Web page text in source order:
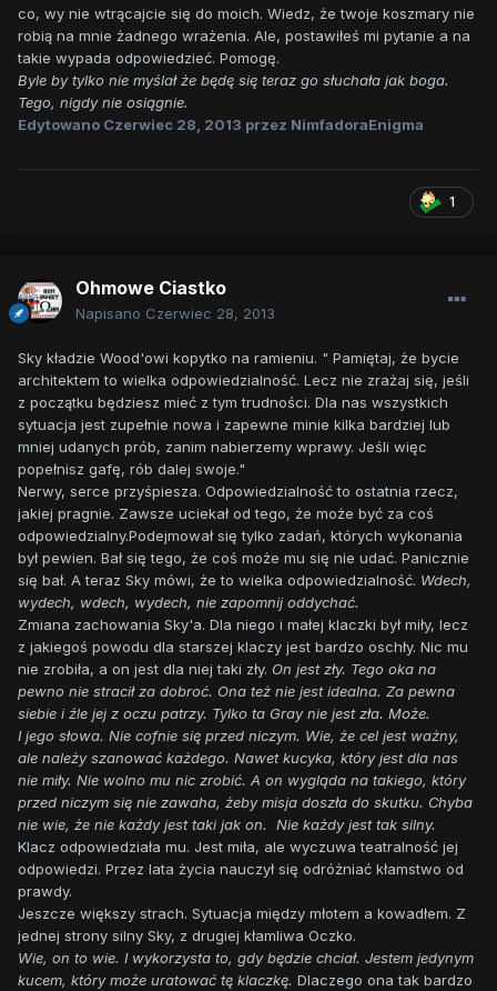
co, wy nie wtrącajcie się do moich. Wiedz, że twoje koszmary nie
robią na mnie żadnego wrażenia. Ale, postawiłeś mi pytanie a na
takie wypada odpowiedzieć. Pomogę.
Byle by tylko nie myślał że będę się teraz go słuchała jak boga.
Tego, nigdy nie osiągnie.
Edytowano Czerwiec 28, 2013 przez NimfadoraEnigma
1
Ohmowe Ciastko
Napisano Czerwiec 28, 2013
Sky kładzie Wood'owi kopytko na ramieniu. " Pamiętaj, że bycie
architektem to wielka odpowiedzialność. Lecz nie zrażaj się, jeśli
z początku będziesz mieć z tym trudności. Dla nas wszystkich
sytuacja jest zupełnie nowa i zapewne minie kilka bardziej lub
mniej udanych prób, zanim nabierzemy wprawy. Jeśli więc
popełnisz gafę, rób dalej swoje."
Nerwy, serce przyśpiesza. Odpowiedzialność to ostatnia rzecz,
jakiej pragnie. Zawsze uciekał od tego, że może być za coś
odpowiedzialny.Podejmował się tylko zadań, których wykonania
był pewien. Bał się tego, że coś może mu się nie udać. Panicznie
się bał. A teraz Sky mówi, że to wielka odpowiedzialność. Wdech,
wydech, wdech, wydech, nie zapomnij oddychać.
Zmiana zachowania Sky'a. Dla niego i małej klaczki był miły, lecz
z jakiegoś powodu dla starszej klaczy jest bardzo oschły. Nic mu
nie zrobiła, a on jest dla niej taki zły. On jest zły. Tego oka na
pewno nie stracił za dobroć. Ona też nie jest idealna. Za pewna
siebie i źle jej z oczu patrzy. Tylko ta Gray nie jest zła. Może.
I jego słowa. Nie cofnie się przed niczym. Wie, że cel jest ważny,
ale należy szanować każdego. Nawet kucyka, który jest dla nas
nie miły. Nie wolno mu nic zrobić. A on wygląda na takiego, który
przed niczym się nie zawaha, żeby misja doszła do skutku. Chyba
nie wie, że nie każdy jest taki jak on. Nie każdy jest tak silny.
Klacz odpowiedziała mu. Jest miła, ale wyczuwa teatralność jej
odpowiedzi. Przez lata życia nauczył się odróżniać kłamstwo od
prawdy.
Jeszcze większy strach. Sytuacja między młotem a kowadłem. Z
jednej strony silny Sky, z drugiej kłamliwa Oczko.
Wie, on to wie. I wykorzysta to, gdy będzie chciał. Jestem jedynym
kucem, który może uratować tę klaczkę. Dlaczego ona tak bardzo